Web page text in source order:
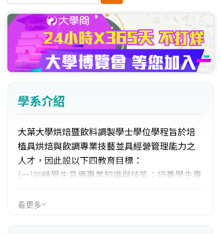
學系介紹
大葉大學烘焙暨飲料調製學士學位學程旨於培
植具烘焙與飲調專業技藝並具經營管理能力之
人才，因此設以下四教育目標：
(一)訓練學生具備專業知識與技能：培養學生專
專案研究。
看更多